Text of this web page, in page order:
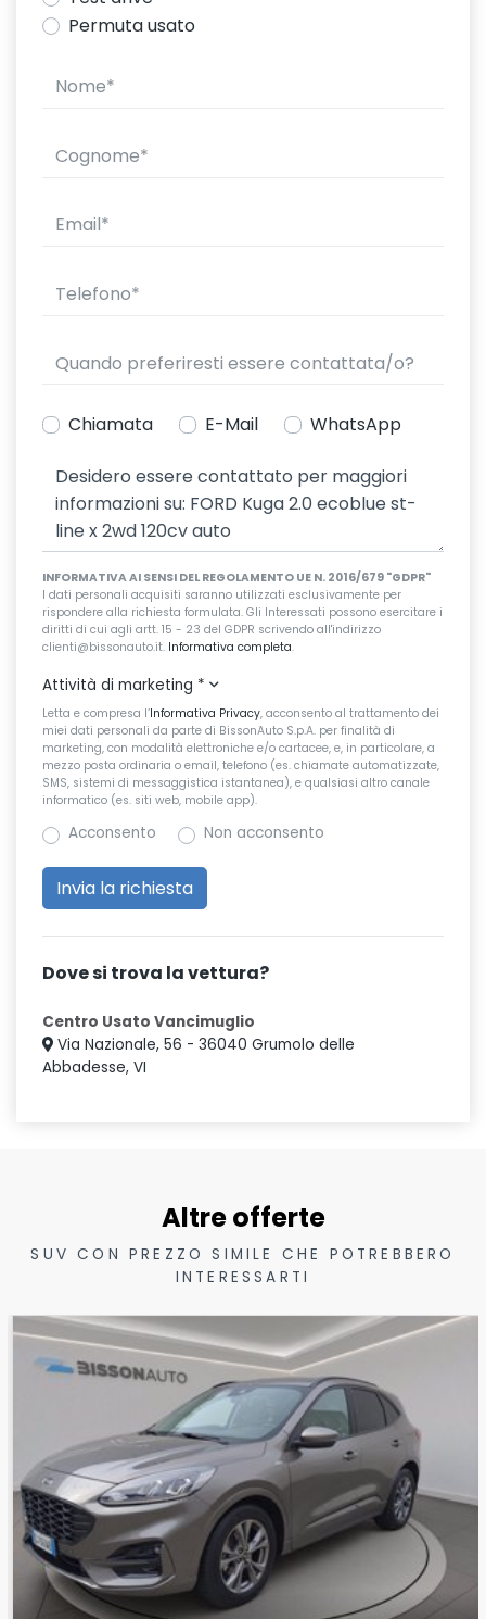
Permuta usato
Chiamata E-Mail WhatsApp
INFORMATIVA AI SENSI DEL REGOLAMENTO UE N. 2016/679 "GDPR"
I dati personali acquisiti saranno utilizzati esclusivamente per
rispondere alla richiesta formulata. Gli Interessati possono esercitare i
diritti di cui agli artt. 15 - 23 del GDPR scrivendo all'indirizzo
clienti@bissonauto.it. Informativa completa.
Attività di marketing *
Letta e compresa l’Informativa Privacy, acconsento al trattamento dei
miei dati personali da parte di BissonAuto S.p.A. per finalità di
marketing, con modalità elettroniche e/o cartacee, e, in particolare, a
mezzo posta ordinaria o email, telefono (es. chiamate automatizzate,
SMS, sistemi di messaggistica istantanea), e qualsiasi altro canale
informatico (es. siti web, mobile app).
Acconsento Non acconsento
Dove si trova la vettura?
Centro Usato Vancimuglio
Via Nazionale, 56 - 36040 Grumolo delle
Abbadesse, VI
Altre offerte
SUV CON PREZZO SIMILE CHE POTREBBERO
INTERESSARTI